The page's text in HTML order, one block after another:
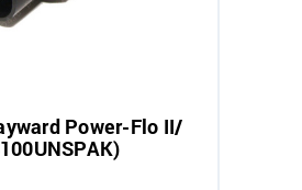
Power-Flo II/